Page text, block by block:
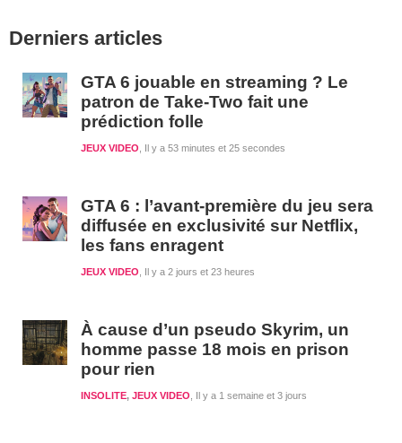
latérale
Derniers articles
GTA 6 jouable en streaming ? Le
patron de Take-Two fait une
prédiction folle
Il y a 53 minutes et 25 secondes
JEUX VIDEO
GTA 6 : l’avant-première du jeu sera
diffusée en exclusivité sur Netflix,
les fans enragent
Il y a 2 jours et 23 heures
JEUX VIDEO
À cause d’un pseudo Skyrim, un
homme passe 18 mois en prison
pour rien
Il y a 1 semaine et 3 jours
INSOLITE, JEUX VIDEO